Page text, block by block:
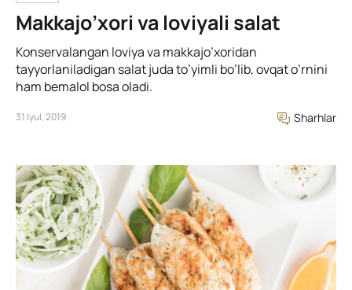
Makkajo’xori va loviyali salat
Konservalangan loviya va makkajo’xoridan
tayyorlaniladigan salat juda to’yimli bo’lib, ovqat o’rnini
ham bemalol bosa oladi.
31 Iyul, 2019 Sharhlar